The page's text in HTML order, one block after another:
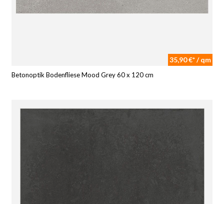
35,90 €* / qm
Betonoptik Bodenfliese Mood Grey 60 x 120 cm